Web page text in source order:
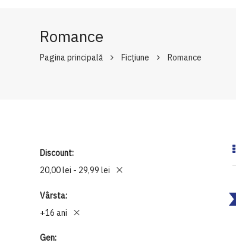
Romance
Pagina principală Ficțiune Romance
Discount
20,00 lei - 29,99 lei
Vârsta
+16 ani
Gen